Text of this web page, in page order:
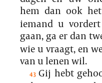
hem dan ook het
iemand u
gaan, ga er dan
wie u vraagt, en
van u lenen wil.
43 Gij hebt